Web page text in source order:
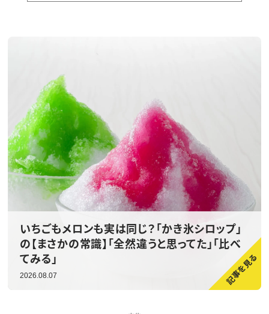
いちごもメロンも実は同じ？「かき氷シロップ」
の【まさかの常識】「全然違うと思ってた」「比べ
てみる」
2026.08.07